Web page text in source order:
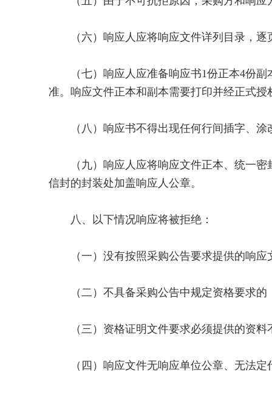
（六）响应人应将响应文件详列目录，逐
（七）响应人应准备响应书1份正本4份副
准。响应文件正本和副本需要打印并经正式
（八）响应书不得出现任何行间插字、涂
（九）响应人应将响应文件正本、统一密
信封的封装处加盖响应人公章。
八、以下情况响应将被拒绝：
（一）没有按照采购公告要求提供的响应
（二）不具备采购公告中规定资格要求的
（三）资格证明文件要求必须提供的资料
（四）响应文件无响应单位公章、无法定